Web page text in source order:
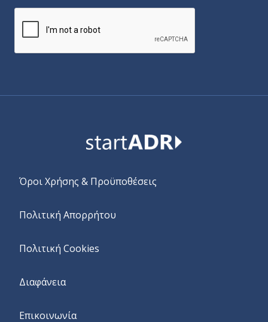
Όροι Χρήσης & Προϋποθέσεις
Πολιτική Απορρήτου
Πολιτική Cookies
Διαφάνεια
Επικοινωνία